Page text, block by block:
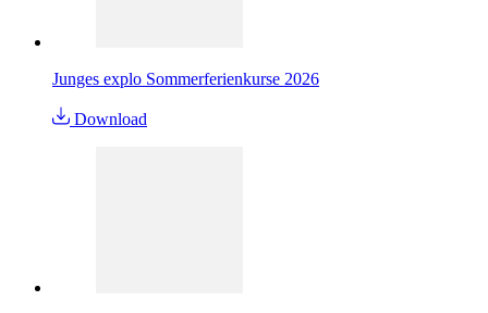
Junges explo Sommerferienkurse 2026
Download